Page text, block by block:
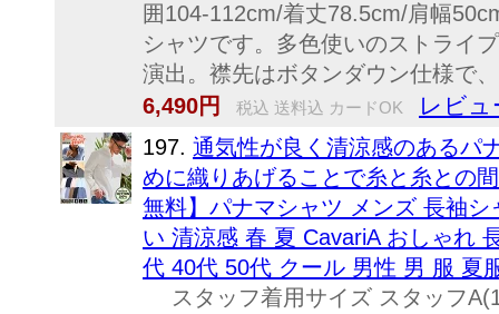
囲104-112cm/着丈78.5cm/肩幅
シャツです。多色使いのストライ
演出。襟先はボタンダウン仕様で
6,490円
税込 送料込 カードOK レビュ
197. 通気性が良く清涼感のあるパ
めに織りあげることで糸と糸との
無料】パナマシャツ メンズ 長袖
い 清涼感 春 夏 CavariA おしゃれ
代 40代 50代 クール 男性 男 服 夏
スタッフ着用サイズ スタッフ